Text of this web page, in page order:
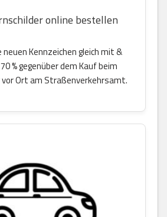
online bestellen
Kennzeichen gleich mit &
% gegenüber dem Kauf beim
vor Ort am Straßenverkehrsamt.